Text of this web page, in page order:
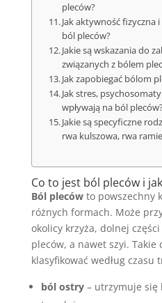
pleców?
Jak aktywność fizyczna
ból pleców?
Jakie są wskazania do
związanych z bólem
Jak zapobiegać bólom
Jak stres,
wpływają na ból
Jakie są specyficzne
rwa kulszowa, rwa
Co to jest ból pleców i
Ból plecówto powszechny
różnych formach. Może
okolicy krzyża, dolnej
pleców, a nawet szyi. Takie
klasyfikować według
ból ostry– utrzymuje się